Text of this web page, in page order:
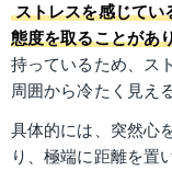
ストレスを感じてい
態度を取ることがあ
持っているため、ス
周囲から冷たく見え
具体的には、突然心
り、極端に距離を置